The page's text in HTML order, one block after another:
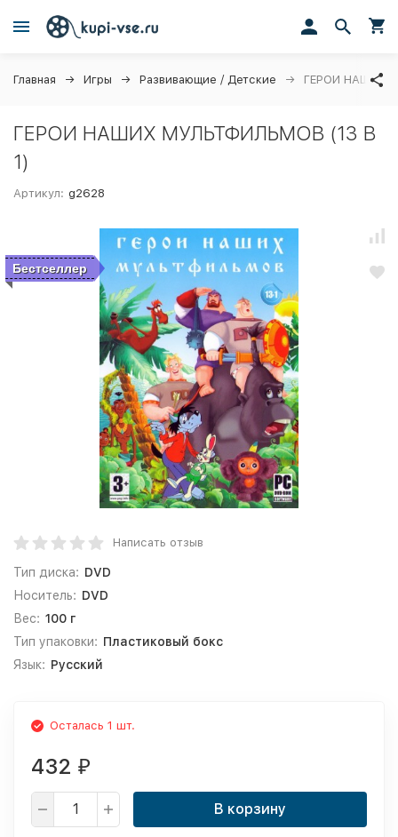
Главная Игры Развивающие / Детские ГЕРОИ НАШИХ
ГЕРОИ НАШИХ МУЛЬТФИЛЬМОВ (13 В
1)
Артикул: g2628
Бестселлер
Написать отзыв
Тип диска: DVD
Носитель: DVD
Вес: 100 г
Тип упаковки: Пластиковый бокс
Язык: Русский
Осталась 1 шт.
432 ₽
В корзину